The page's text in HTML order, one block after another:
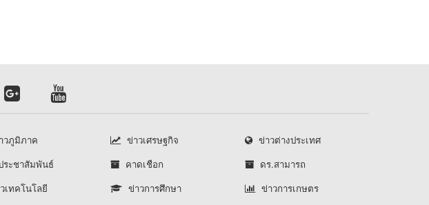
วภูมิภาค ข่าวเศรษฐกิจ
ข่าวต่างประเทศ
ระชาสัมพันธ์ คาดเชือก
ดร.สามารถ
เทคโนโลยี ข่าวการศึกษา ข่าวการเกษตร